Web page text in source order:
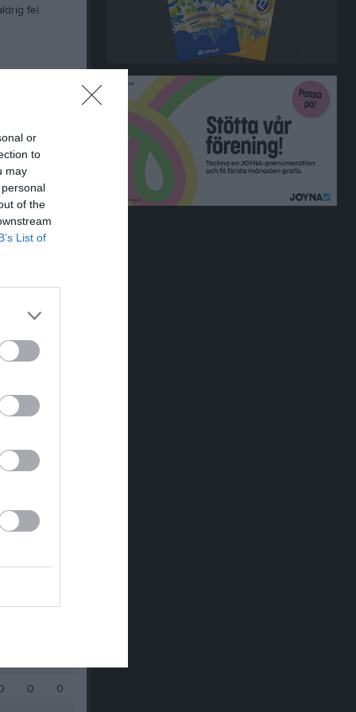
or
to
may
of the
List of
fel.
sucker
att ja
är rätt
0
0